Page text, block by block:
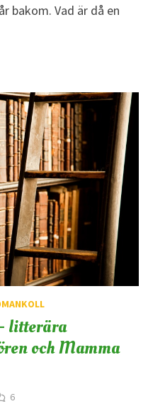
bakom. Vad är då en
litterära
och Mamma
6